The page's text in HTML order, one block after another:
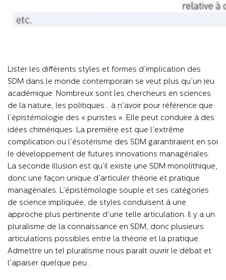
Lister les différents styles et formes d’implication des
SDM dans le monde contemporain se veut plus qu’un jeu
académique. Nombreux sont les chercheurs en sciences
de la nature, les politiques… à n’avoir pour référence que
l’épistémologie des « puristes ». Elle peut conduire à des
idées chimériques. La première est que l’extrême
complication ou l’ésotérisme des SDM garantiraient en soi
le développement de futures innovations managériales.
La seconde illusion est qu’il existe une SDM monolithique,
donc une façon unique d’articuler théorie et pratique
managériales. L’épistémologie souple et ses catégories
de science impliquée, de styles conduisent à une
approche plus pertinente d’une telle articulation. Il y a un
pluralisme de la connaissance en SDM, donc plusieurs
articulations possibles entre la théorie et la pratique.
Admettre un tel pluralisme nous paraît ouvrir le débat et
l’apaiser quelque peu .